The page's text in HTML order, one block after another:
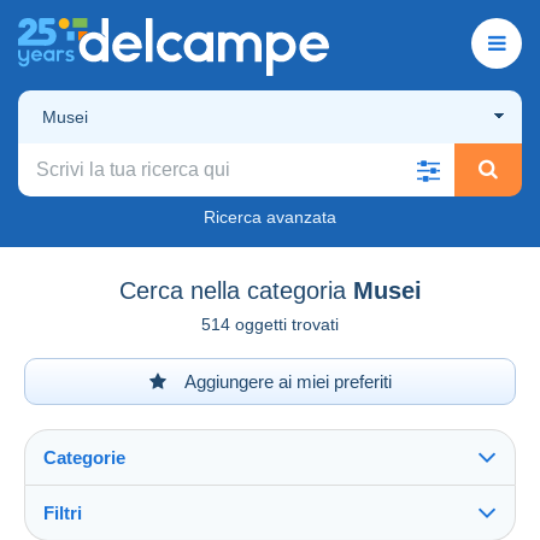
Musei
Ricerca avanzata
Cerca nella categoria Musei
514 oggetti trovati
Aggiungere ai miei preferiti
Categorie
Filtri